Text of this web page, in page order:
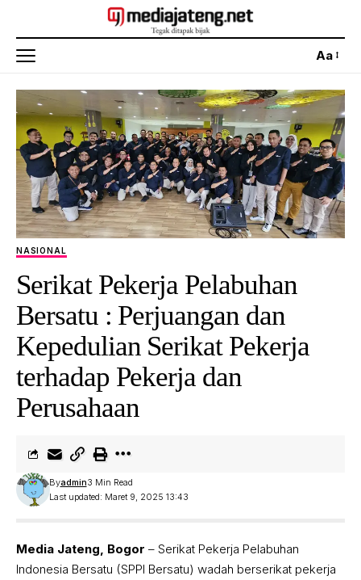
Aa
NASIONAL
Serikat Pekerja Pelabuhan
Bersatu : Perjuangan dan
Kepedulian Serikat Pekerja
terhadap Pekerja dan
Perusahaan
Last updated: Maret 9, 2025 13:43
Byadmin3 Min Read
Media Jateng, Bogor – Serikat Pekerja Pelabuhan
Indonesia Bersatu (SPPI Bersatu) wadah berserikat pekerja